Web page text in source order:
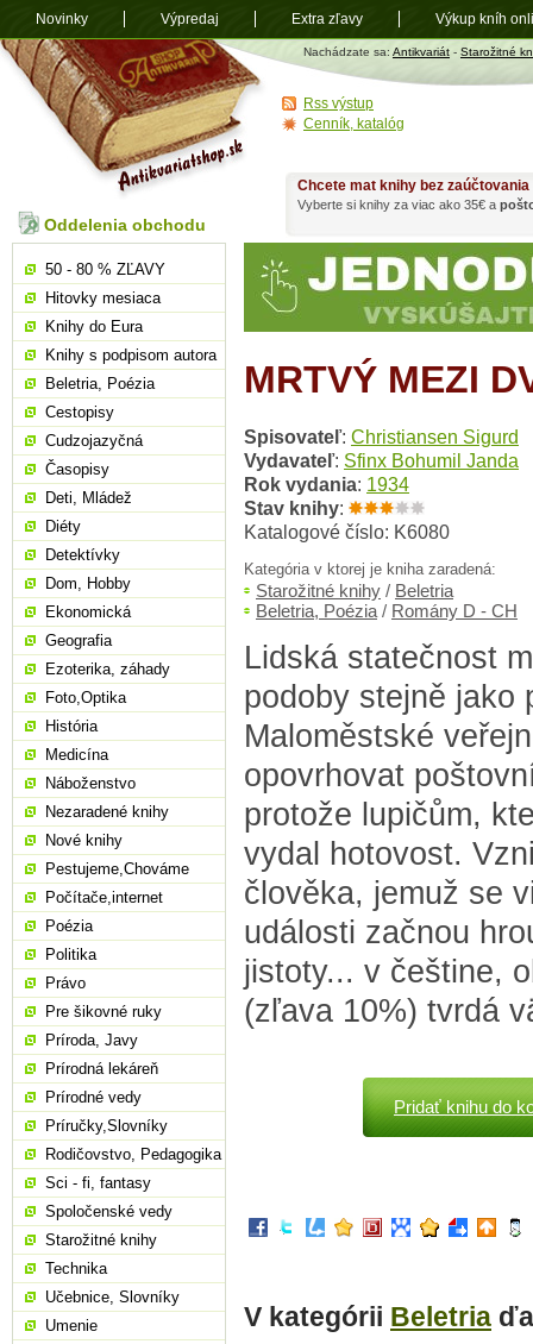
Antikvariát
shop.sk
Nachádzate sa: Antikvariát - Starožitné
MRTVÝ MEZI
Spisovateľ: Christiansen Sigurd
Vydavateľ: Sfinx Bohumil Janda
Rok vydania: 1934
Stav knihy:
Katalogové číslo: K6080
Kategória v ktorej je kniha zaradená:
Starožitné knihy / Beletria
Beletria, Poézia / Romány D - CH
Lidská statečnost
podoby stejně jako
Maloměstské
opovrhovat
protože lupičům,
vydal hotovost.
člověka, jemuž se
události začnou
jistoty... v češtine,
(zľava 10%) tvrdá
Pridať knihu do
V kategórii Beletria
Chcete mat knihy bez
Vyberte si knihy za viac ako 35€ a
Oddelenia obchodu
50 - 80 % ZĽAVY
Hitovky mesiaca
Knihy do Eura
Knihy s podpisom autora
Beletria, Poézia
Cestopisy
Cudzojazyčná
Časopisy
Deti, Mládež
Diéty
Detektívky
Dom, Hobby
Ekonomická
Geografia
Ezoterika, záhady
Foto,Optika
História
Medicína
Náboženstvo
Nezaradené knihy
Nové knihy
Pestujeme,Chováme
Počítače,internet
Poézia
Politika
Právo
Pre šikovné ruky
Príroda, Javy
Prírodná lekáreň
Prírodné vedy
Príručky,Slovníky
Rodičovstvo, Pedagogika
Sci - fi, fantasy
Spoločenské vedy
Starožitné knihy
Technika
Učebnice, Slovníky
Umenie
Rss výstup
Cenník, katalóg
Novinky Výpredaj Extra zľavy Výkup kníh